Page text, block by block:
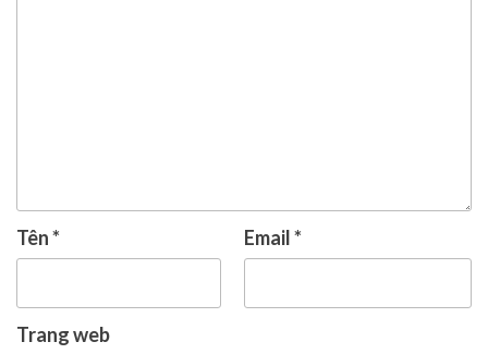
Tên* Email*
Trang web